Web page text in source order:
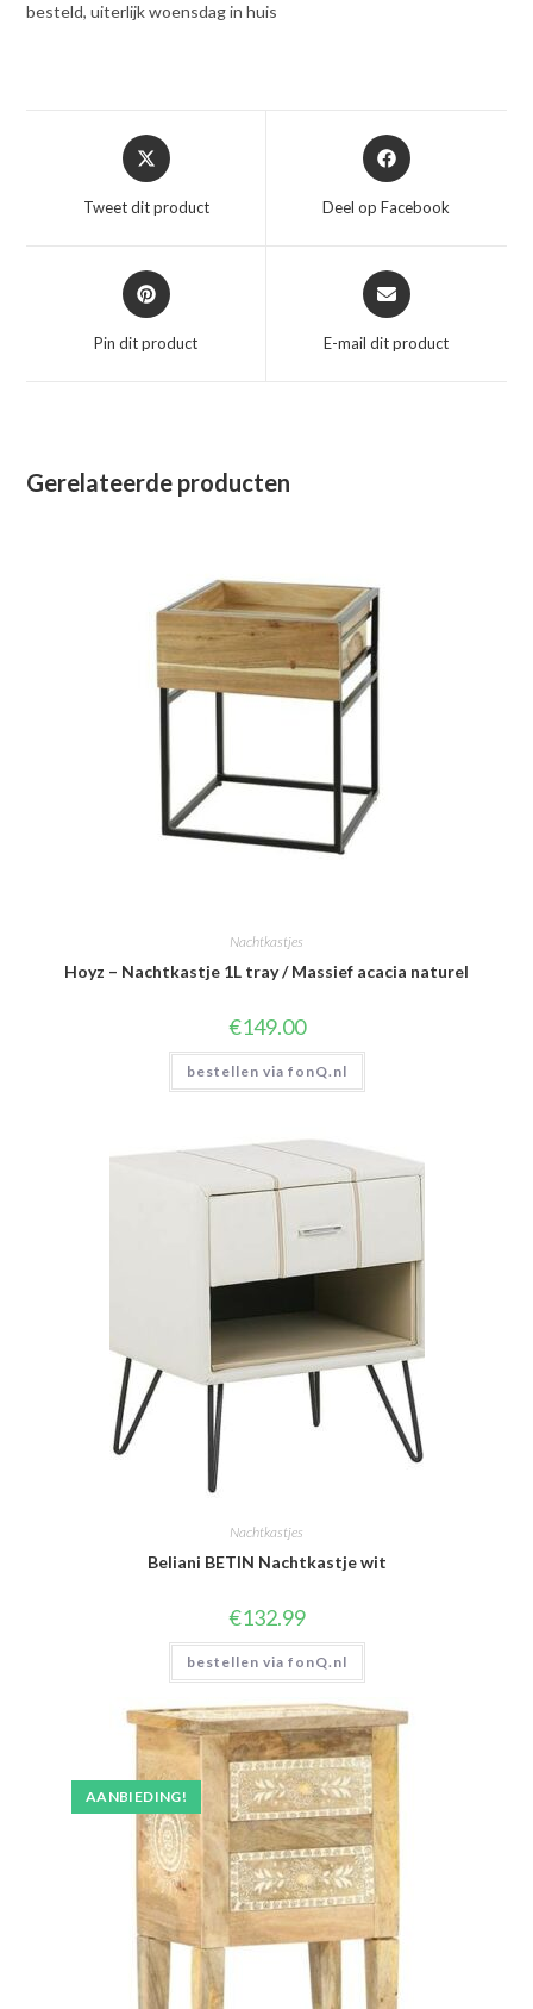
besteld, uiterlijk woensdag in huis
Opent
in
nieuw
Tweet dit product
Opent
in
nieuw
Deel op Facebook
Opent
in
nieuw
Pin dit product
Opent
in
nieuw
E-mail dit product
Gerelateerde producten
Nachtkastjes
Hoyz – Nachtkastje 1L tray / Massief acacia naturel
€149.00
bestellen via fonQ.nl
Nachtkastjes
Beliani BETIN Nachtkastje wit
€132.99
bestellen via fonQ.nl
AANBIEDING!